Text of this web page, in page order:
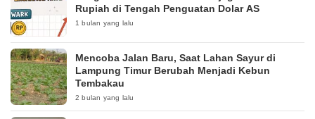
Rupiah di Tengah Penguatan Dolar AS
1 bulan yang lalu
Mencoba Jalan Baru, Saat Lahan Sayur di
Lampung Timur Berubah Menjadi Kebun
Tembakau
2 bulan yang lalu